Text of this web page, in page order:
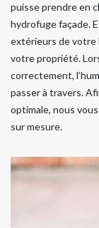
puisse prendre en
hydrofuge façade.
extérieurs de votre
votre propriété.
correctement,
passer à travers.
optimale, nous
sur mesure.